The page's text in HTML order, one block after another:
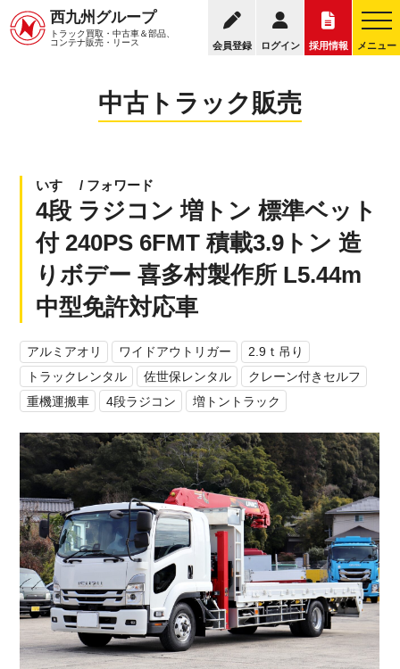
西九州グループ
トラック買取・中古車＆部品、
コンテナ販売・リース
会員登録 ログイン 採用情報 メニュー
中古トラック販売トップ トラック販売について
中古トラック販売
いすゞ / フォワード
4段 ラジコン 増トン 標準ベット
付 240PS 6FMT 積載3.9トン 造
りボデー 喜多村製作所 L5.44m
中型免許対応車
アルミアオリ ワイドアウトリガー
2.9ｔ吊り
トラックレンタル
佐世保レンタル
クレーン付きセルフ
重機運搬車
4段ラジコン 増トントラック